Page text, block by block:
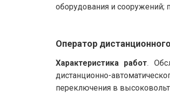
оборудования и сооружений;
Оператор
Характеристика работ.
дистанционно-
переключения в